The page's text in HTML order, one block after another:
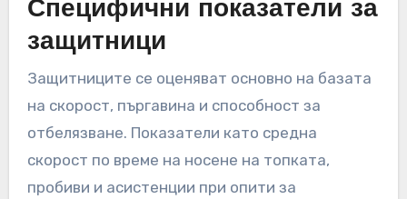
Специфични показатели за
защитници
Защитниците се оценяват основно на базата
на скорост, пъргавина и способност за
отбелязване. Показатели като средна
скорост по време на носене на топката,
пробиви и асистенции при опити за